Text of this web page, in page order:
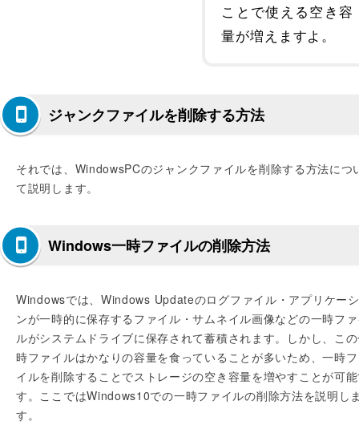
ことで使える空き容
量が増えますよ。
ジャンクファイルを削除する方法
それでは、WindowsPCのジャンクファイルを削除する方法につ
て説明します。
Windows一時ファイルの削除方法
Windowsでは、Windows Updateのログファイル・アプリケー
ンが一時的に保存するファイル・サムネイル画像などの一時フ
ルがシステムドライブに保存されて蓄積されます。しかし、こ
時ファイルはかなりの容量を食っていることが多いため、一時
イルを削除することでストレージの空き容量を増やすことが可
す。ここではWindows10での一時ファイルの削除方法を説明し
す。